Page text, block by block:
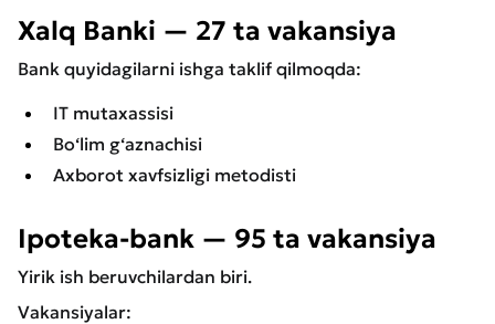
Xalq Banki — 27 ta vakansiya
Bank quyidagilarni ishga taklif qilmoqda:
IT mutaxassisi
Bo‘lim g‘aznachisi
Axborot xavfsizligi metodisti
Ipoteka-bank — 95 ta vakansiya
Yirik ish beruvchilardan biri.
Vakansiyalar: